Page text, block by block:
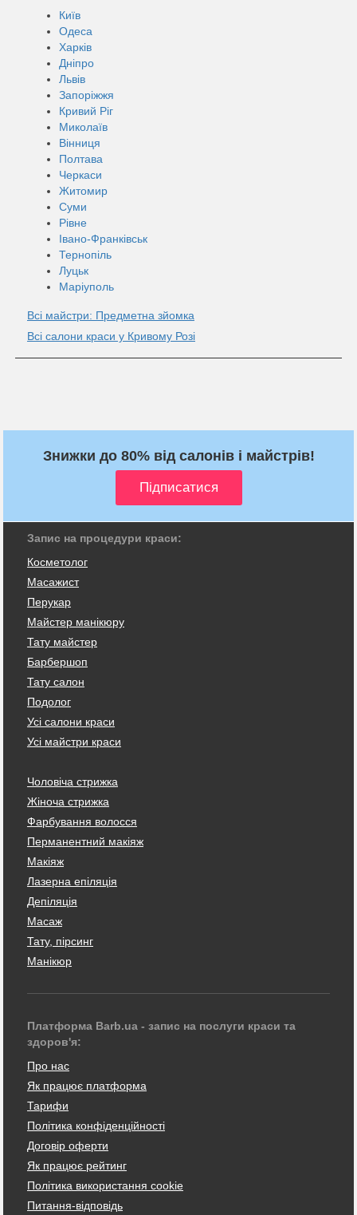
Київ
Одеса
Харків
Дніпро
Львів
Запоріжжя
Кривий Ріг
Миколаїв
Вінниця
Полтава
Черкаси
Житомир
Суми
Рівне
Івано-Франківськ
Тернопіль
Луцьк
Маріуполь
Всі майстри: Предметна зйомка
Всі салони краси у Кривому Розі
Знижки до 80% від салонів і майстрів!
Запис на процедури краси:
Косметолог
Масажист
Перукар
Майстер манікюру
Тату майстер
Барбершоп
Тату салон
Подолог
Усі салони краси
Усі майстри краси
Чоловіча стрижка
Жіноча стрижка
Фарбування волосся
Перманентний макіяж
Макіяж
Лазерна епіляція
Депіляція
Масаж
Тату, пірсинг
Манікюр
Платформа Barb.ua - запис на послуги краси та
здоров'я:
Про нас
Як працює платформа
Тарифи
Політика конфіденційності
Договір оферти
Як працює рейтинг
Політика використання cookie
Питання-відповідь